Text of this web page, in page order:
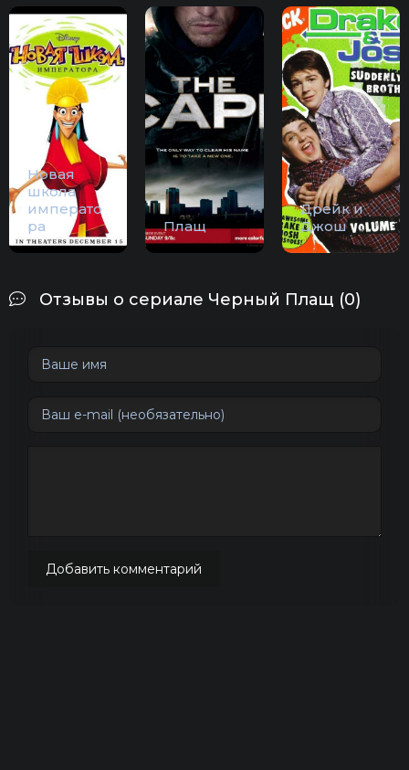
Новая
школа
императо
ра
Плащ
Дрейк и
Джош
Отзывы о сериале Черный Плащ (0)
Добавить комментарий